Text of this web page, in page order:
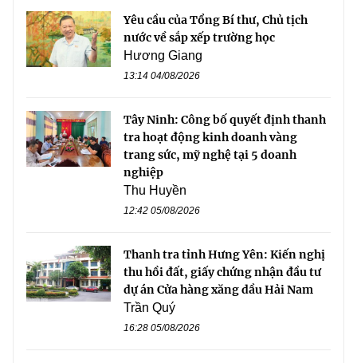
Yêu cầu của Tổng Bí thư, Chủ tịch
nước về sắp xếp trường học
Hương Giang
13:14 04/08/2026
Tây Ninh: Công bố quyết định thanh
tra hoạt động kinh doanh vàng
trang sức, mỹ nghệ tại 5 doanh
nghiệp
Thu Huyền
12:42 05/08/2026
Thanh tra tỉnh Hưng Yên: Kiến nghị
thu hồi đất, giấy chứng nhận đầu tư
dự án Cửa hàng xăng dầu Hải Nam
Trần Quý
16:28 05/08/2026